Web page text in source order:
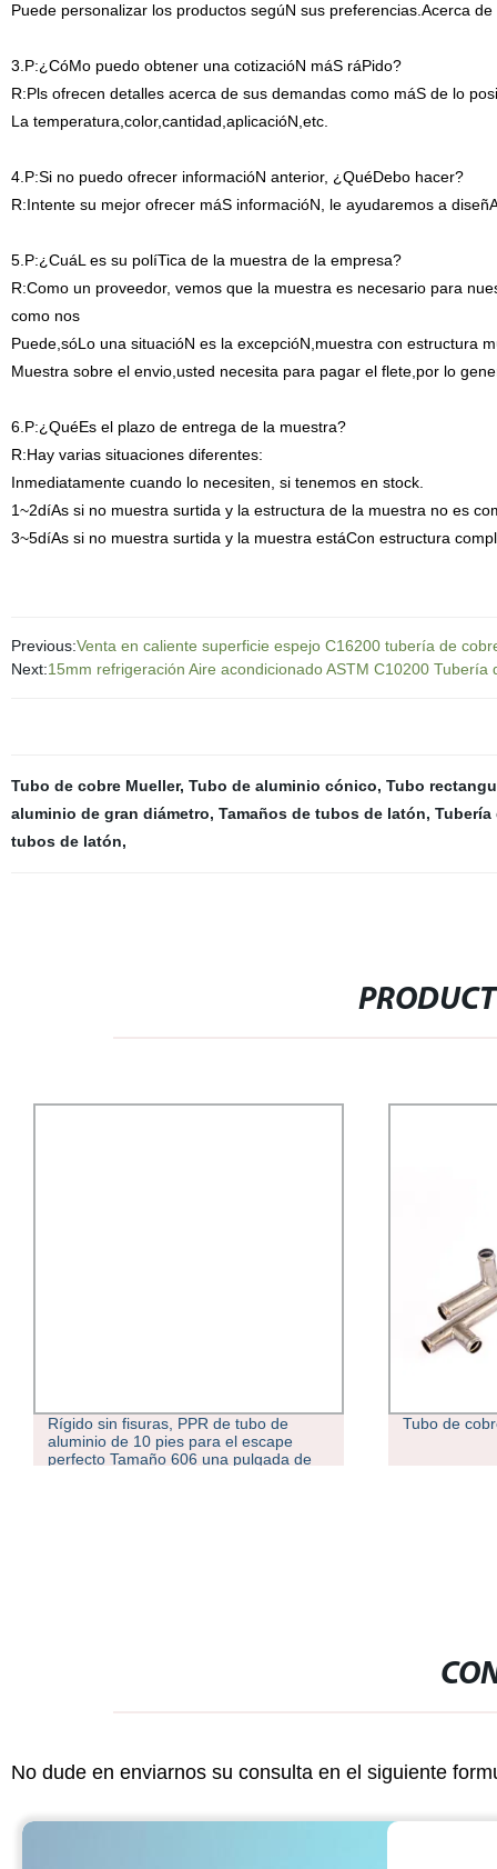
Puede personalizar los productos segúN sus preferencias.Acerca
3.P:¿CóMo puedo obtener una cotizacióN máS ráPido?
R:Pls ofrecen detalles acerca de sus demandas como máS de lo
La temperatura,color,cantidad,aplicacióN,etc.
4.P:Si no puedo ofrecer informacióN anterior, ¿QuéDebo hacer?
R:Intente su mejor ofrecer máS informacióN, le ayudaremos a
5.P:¿CuáL es su políTica de la muestra de la empresa?
R:Como un proveedor, vemos que la muestra es necesario para
como nos
Puede,sóLo una situacióN es la excepcióN,muestra con estructura
Muestra sobre el envio,usted necesita para pagar el flete,por lo
6.P:¿QuéEs el plazo de entrega de la muestra?
R:Hay varias situaciones diferentes:
Inmediatamente cuando lo necesiten, si tenemos en stock.
1~2díAs si no muestra surtida y la estructura de la muestra no es
3~5díAs si no muestra surtida y la muestra estáCon estructura
Previous:Venta en caliente superficie espejo C16200 tubería de
Next:15mm refrigeración Aire acondicionado ASTM C10200 Tubería
Tubo de cobre Mueller, Tubo de aluminio cónico, Tubo
aluminio de gran diámetro, Tamaños de tubos de latón, Tubería
tubos de latón,
Tubo de cobre recubierto de PVC CE
Aislamiento
No dude en enviarnos su consulta en el siguiente